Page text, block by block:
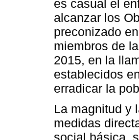
es casual el
alcanzar los
preconizado
miembros de
2015, en la
establecidos
erradicar la
La magnitud y
medidas
social básica,